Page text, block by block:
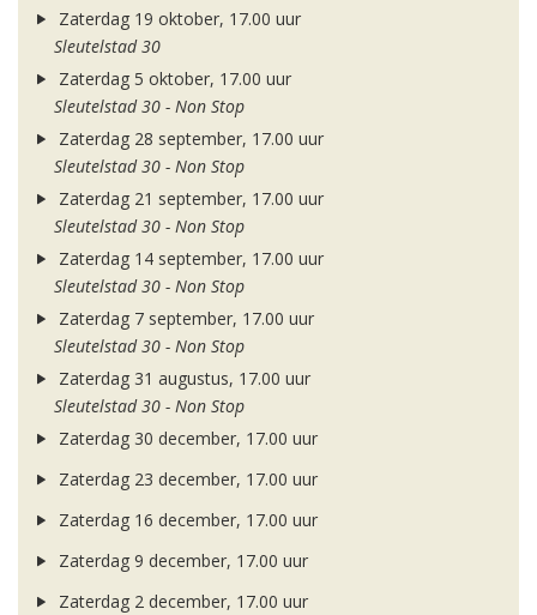
Zaterdag 19 oktober, 17.00 uur
Sleutelstad 30
Zaterdag 5 oktober, 17.00 uur
Sleutelstad 30 - Non Stop
Zaterdag 28 september, 17.00 uur
Sleutelstad 30 - Non Stop
Zaterdag 21 september, 17.00 uur
Sleutelstad 30 - Non Stop
Zaterdag 14 september, 17.00 uur
Sleutelstad 30 - Non Stop
Zaterdag 7 september, 17.00 uur
Sleutelstad 30 - Non Stop
Zaterdag 31 augustus, 17.00 uur
Sleutelstad 30 - Non Stop
Zaterdag 30 december, 17.00 uur
Zaterdag 23 december, 17.00 uur
Zaterdag 16 december, 17.00 uur
Zaterdag 9 december, 17.00 uur
Zaterdag 2 december, 17.00 uur